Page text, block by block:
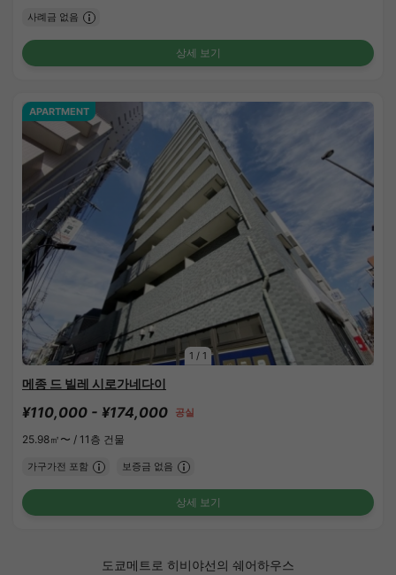
사례금 없음
상세 보기
1 / 1
APARTMENT
메종 드 빌레 시로가네다이
¥110,000 - ¥174,000 공실
25.98㎡〜 / 11층 건물
가구가전 포함 보증금 없음
상세 보기
도쿄메트로 히비야선의 쉐어하우스